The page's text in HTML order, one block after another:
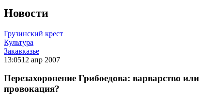
Новости
Грузинский крест
Культура
Закавказье
13:0512 апр 2007
Перезахоронение Грибоедова: варварство или
провокация?